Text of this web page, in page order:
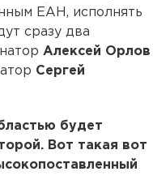
ЕАН, исполнять
сразу два
Алексей Орлов
Сергей
будет
Вот такая вот